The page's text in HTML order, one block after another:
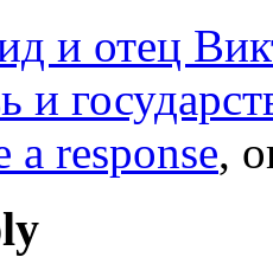
и отец
и
a response,